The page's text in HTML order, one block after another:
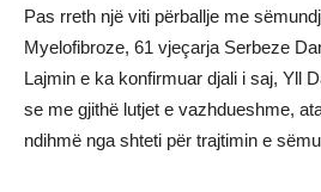
Pas rreth një viti përballje me
Myelofibroze, 61 vjeçarja Serbeze
Lajmin e ka konfirmuar djali i saj, Yll
se me gjithë lutjet e vazhdueshme,
ndihmë nga shteti për trajtimin e